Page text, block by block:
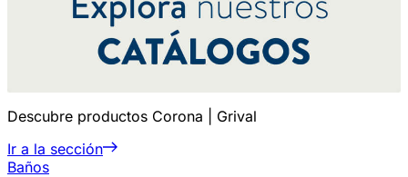
Descubre productos Corona | Grival
Ir a la sección
Baños